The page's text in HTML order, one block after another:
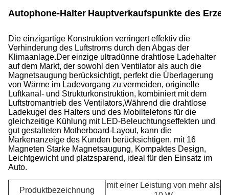
Autophone-Halter Hauptverkaufspunkte des
Die einzigartige Konstruktion verringert effektiv die
Verhinderung des Luftstroms durch den Abgas der
Klimaanlage.Der einzige ultradünne drahtlose Ladehalter
auf dem Markt, der sowohl den Ventilator als auch die
Magnetsaugung berücksichtigt, perfekt die Überlagerung
von Wärme im Ladevorgang zu vermeiden, originelle
Luftkanal- und Strukturkonstruktion, kombiniert mit dem
Luftstromantrieb des Ventilators,Während die drahtlose
Ladekugel des Halters und des Mobiltelefons für die
gleichzeitige Kühlung mit LED-Beleuchtungseffekten und
gut gestalteten Motherboard-Layout, kann die
Markenanzeige des Kunden berücksichtigen, mit 16
Magneten Starke Magnetsaugung, Kompaktes Design,
Leichtgewicht und platzsparend, ideal für den Einsatz im
Auto.
Produktbezeichnung
mit einer Leistung von mehr als